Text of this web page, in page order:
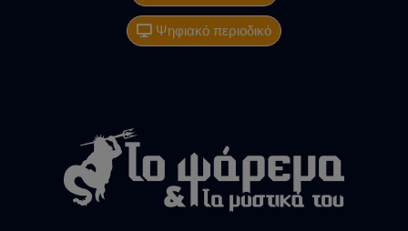
Ψηφιακό περιοδικό